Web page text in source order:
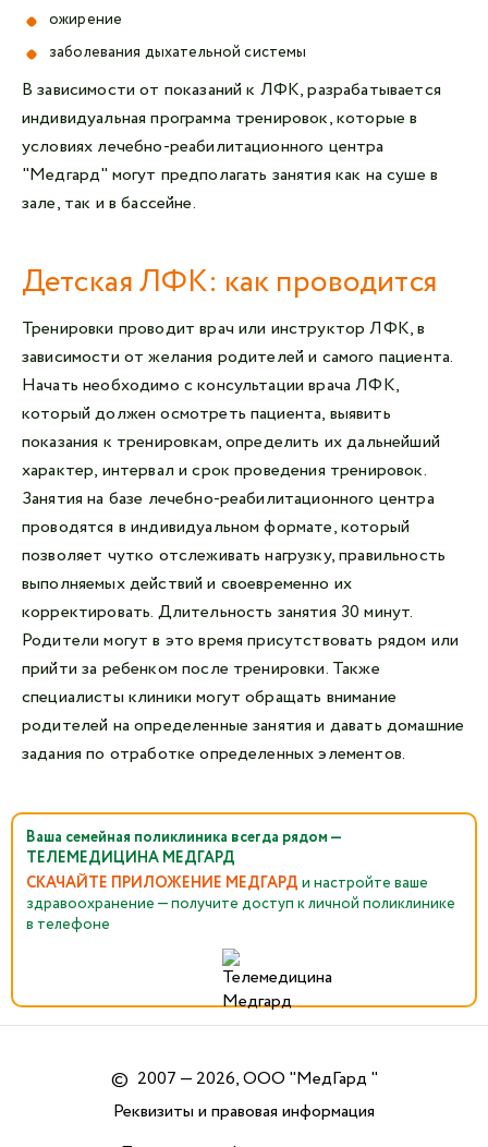
ожирение
заболевания дыхательной системы
В зависимости от показаний к ЛФК, разрабатывается
индивидуальная программа тренировок, которые в
условиях лечебно-реабилитационного центра
"Медгард" могут предполагать занятия как на суше в
зале, так и в бассейне.
Детская ЛФК: как проводится
Тренировки проводит врач или инструктор ЛФК, в
зависимости от желания родителей и самого пациента.
Начать необходимо с консультации врача ЛФК,
который должен осмотреть пациента, выявить
показания к тренировкам, определить их дальнейший
характер, интервал и срок проведения тренировок.
Занятия на базе лечебно-реабилитационного центра
проводятся в индивидуальном формате, который
позволяет чутко отслеживать нагрузку, правильность
выполняемых действий и своевременно их
корректировать. Длительность занятия 30 минут.
Родители могут в это время присутствовать рядом или
прийти за ребенком после тренировки. Также
специалисты клиники могут обращать внимание
родителей на определенные занятия и давать домашние
задания по отработке определенных элементов.
Ваша семейная поликлиника всегда рядом —
ТЕЛЕМЕДИЦИНА МЕДГАРД
СКАЧАЙТЕ ПРИЛОЖЕНИЕ МЕДГАРД и настройте ваше
здравоохранение — получите доступ к личной поликлинике
в телефоне
© 2007 — 2026, ООО "МедГард "
Реквизиты и правовая информация